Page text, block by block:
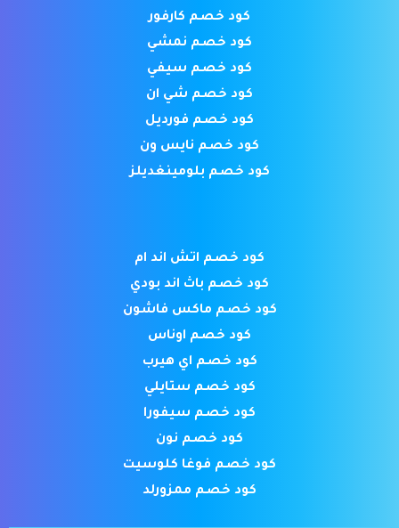
كود خصم كارفور
كود خصم نمشي
كود خصم سيفي
كود خصم شي ان
كود خصم فورديل
كود خصم نايس ون
كود خصم بلومينغديلز
كود خصم اتش اند ام
كود خصم باث اند بودي
كود خصم ماكس فاشون
كود خصم اوناس
كود خصم اي هيرب
كود خصم ستايلي
كود خصم سيفورا
كود خصم نون
كود خصم فوغا كلوسيت
كود خصم ممزورلد